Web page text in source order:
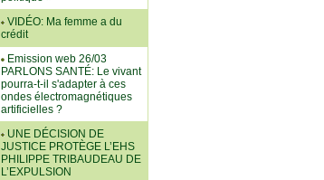
VIDÉO: Ma femme a du
crédit
Emission web 26/03
PARLONS SANTÉ: Le vivant
pourra-t-il s'adapter à ces
ondes électromagnétiques
artificielles ?
UNE DÉCISION DE
JUSTICE PROTÈGE L’EHS
PHILIPPE TRIBAUDEAU DE
L’EXPULSION